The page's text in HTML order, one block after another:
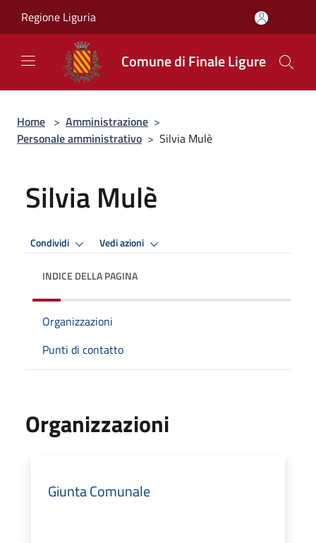
Regione Liguria
Comune di Finale Ligure
Home > Amministrazione >
Personale amministrativo > Silvia Mulè
Silvia Mulè
Condividi Vedi azioni
INDICE DELLA PAGINA
Organizzazioni
Punti di contatto
Organizzazioni
Giunta Comunale